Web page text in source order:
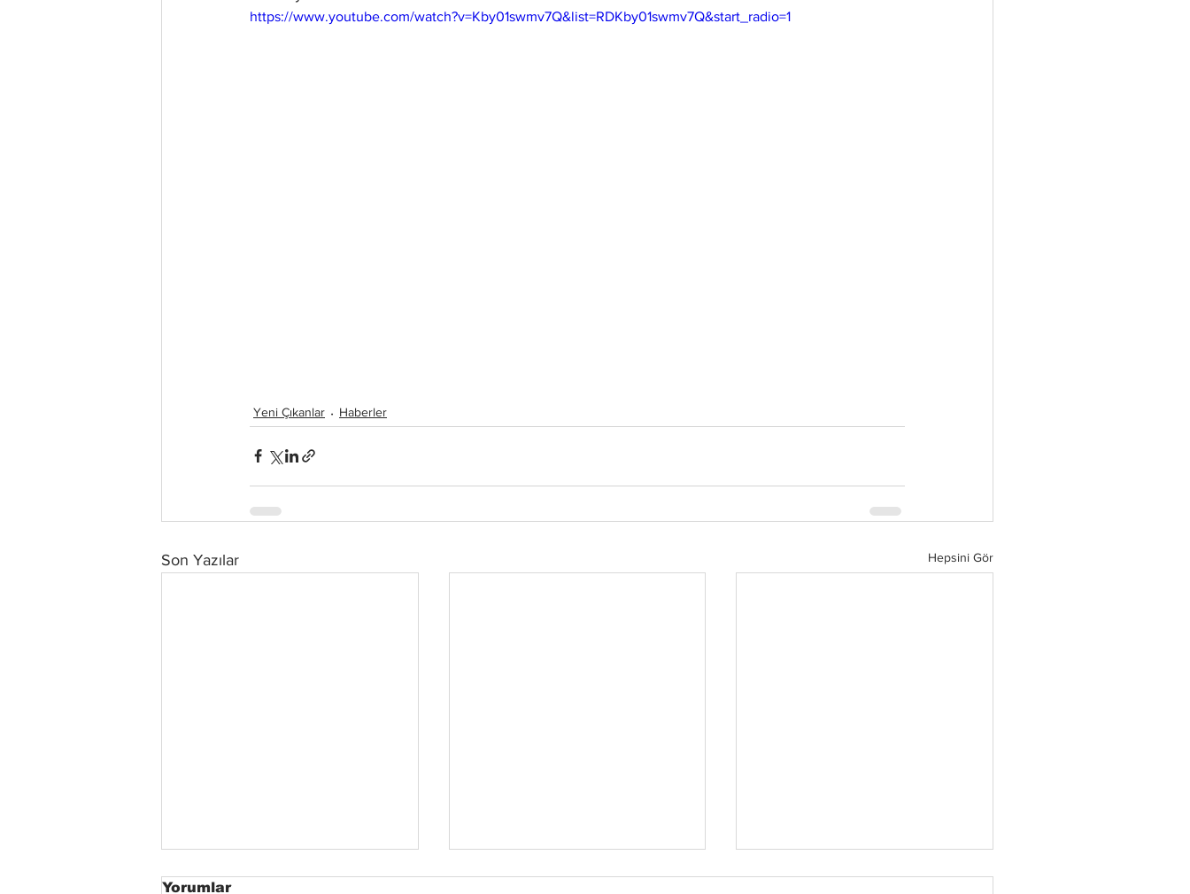
https://www.youtube.com/watch?v=Kby01swmv7Q&list=RDKby01swmv7Q&start_radio=1
Yeni Çıkanlar Haberler
Son Yazılar Hepsini Gör
Yorumlar